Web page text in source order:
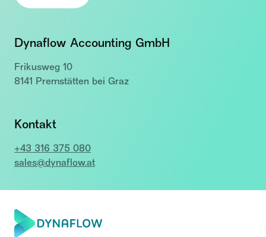
Dynaflow Accounting GmbH
Frikusweg 10
8141 Premstätten bei Graz
Kontakt
+43 316 375 080
sales@dynaflow.at